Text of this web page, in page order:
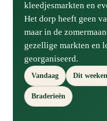
kleedjesmarkten en
Het dorp heeft geen
maar in de
gezellige markten en
georganiseerd.
Vandaag Dit
Braderieën